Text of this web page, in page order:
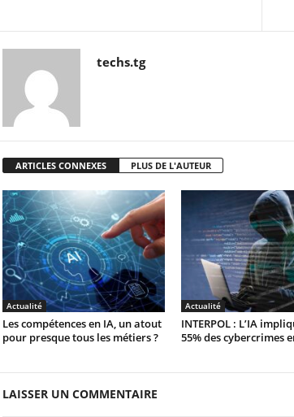
techs.tg
ARTICLES CONNEXES PLUS DE L'AUTEUR
Actualité
Les compétences en IA, un atout
pour presque tous les métiers ?
Actualité
INTERPOL : L’IA
55% des cybercrimes
LAISSER UN COMMENTAIRE